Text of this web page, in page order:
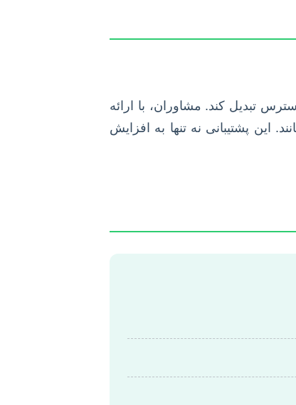
تبدیل کند. مشاوران، با ارائه
این پشتیبانی نه تنها به افزایش